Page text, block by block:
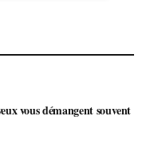
vous démangent souvent